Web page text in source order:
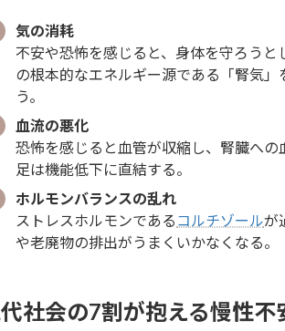
気の消耗
不安や恐怖を感じると、身体を守ろう
の根本的なエネルギー源である「腎気
う。
血流の悪化
恐怖を感じると血管が収縮し、腎臓へ
足は機能低下に直結する。
ホルモンバランスの乱れ
ストレスホルモンである コルチゾールが
や老廃物の排出がうまくいかなくなる。
社会の7割が抱える慢性